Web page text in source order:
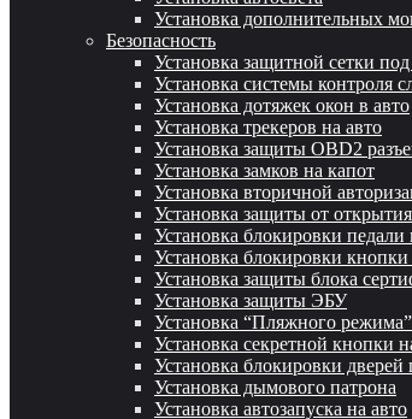
Установка дополнительных
Безопасность
Установка защитной сетки
Установка системы контроля
Установка дотяжек окон в авто
Установка трекеров на авто
Установка защиты OBD2
Установка замков на капот
Установка вторичной
Установка защиты от
Установка блокировки педали
Установка блокировки кнопки
Установка защиты блока
Установка защиты ЭБУ
Установка “Пляжного режима”
Установка секретной кнопки
Установка блокировки
Установка дымового патрона
Установка автозапуска на авто